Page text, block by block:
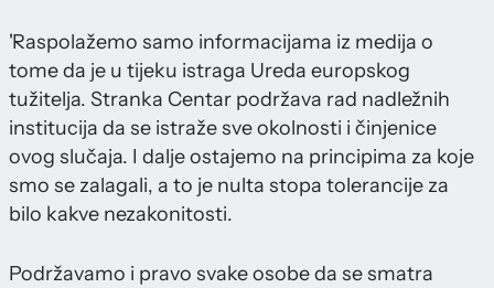
'Raspolažemo samo informacijama iz medija o
tome da je u tijeku istraga Ureda europskog
tužitelja. Stranka Centar podržava rad nadležnih
institucija da se istraže sve okolnosti i činjenice
ovog slučaja. I dalje ostajemo na principima za koje
smo se zalagali, a to je nulta stopa tolerancije za
bilo kakve nezakonitosti.
Podržavamo i pravo svake osobe da se smatra